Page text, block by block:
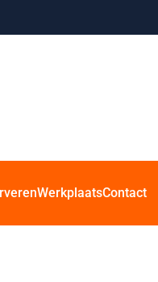
WerkplaatsContact